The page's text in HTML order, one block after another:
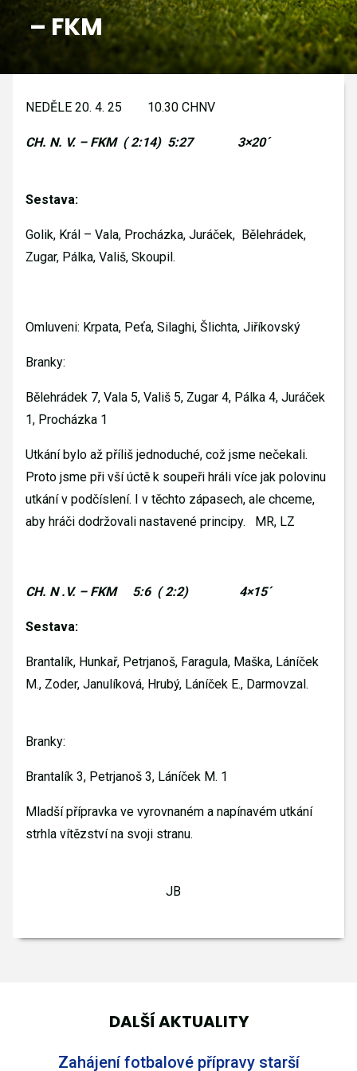
GALERIE
– FKM
NEDĚLE 20. 4. 25 10.30 CHNV
CH. N. V. – FKM ( 2:14) 5:27 3×20´
Sestava:
Golik, Král – Vala, Procházka, Juráček, Bělehrádek,
Zugar, Pálka, Vališ, Skoupil.
Omluveni: Krpata, Peťa, Silaghi, Šlichta, Jiříkovský
Branky:
Bělehrádek 7, Vala 5, Vališ 5, Zugar 4, Pálka 4, Juráček
1, Procházka 1
Utkání bylo až příliš jednoduché, což jsme nečekali.
Proto jsme při vší úctě k soupeři hráli více jak polovinu
utkání v podčíslení. I v těchto zápasech, ale chceme,
aby hráči dodržovali nastavené principy.
MR, LZ
CH. N .V. – FKM 5:6 ( 2:2) 4×15´
Sestava:
Brantalík, Hunkař, Petrjanoš, Faragula, Maška, Láníček
M., Zoder, Janulíková, Hrubý, Láníček E., Darmovzal.
Branky:
Brantalík 3, Petrjanoš 3, Láníček M. 1
Mladší přípravka ve vyrovnaném a napínavém utkání
strhla vítězství na svoji stranu.
JB
DALŠÍ AKTUALITY
Zahájení fotbalové přípravy starší